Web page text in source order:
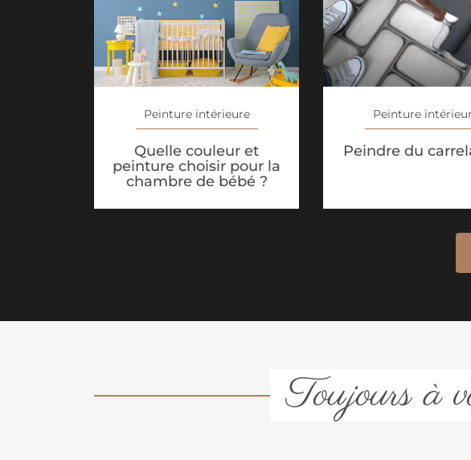
Peinture intérieure
Quelle couleur et
peinture choisir pour la
chambre de bébé ?
Peinture
Peindre du
Toujours à